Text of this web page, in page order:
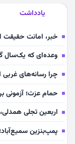
یادداشت
خبر، امانت حقیقت
وعده‌ای که یک‌سال
چرا رسانه‌های غربی
حمام عزت؛
اربعین تجلی
پمپ‌بنزین